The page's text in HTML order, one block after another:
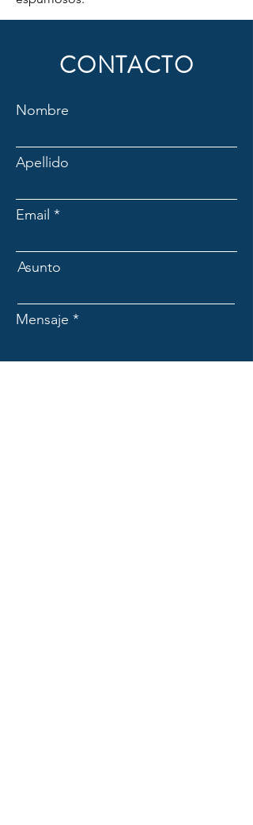
CONTACTO
Nombre
Apellido
Email
Asunto
Mensaje